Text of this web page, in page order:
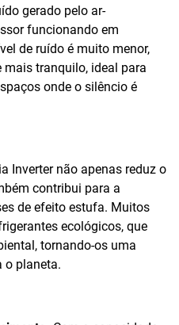
gerado pelo ar-
funcionando em
de ruído é muito menor,
tranquilo, ideal para
onde o silêncio é
Inverter não apenas reduz o
contribui para a
de efeito estufa. Muitos
ecológicos, que
tornando-os uma
o planeta.